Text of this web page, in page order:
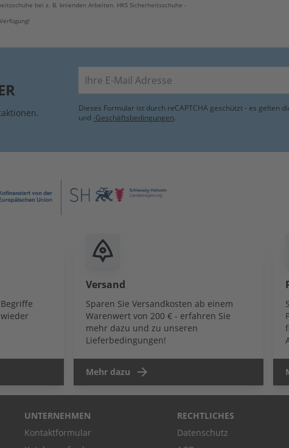
bei z. B. knienden Arbeiten. HKS Sicherheitsschuhe -
E-Mail
Dieses Formular ist durch reCAPTCHA geschützt - es gelten
und -Geschäftsbedingungen.
Versand
Sparen Sie Versandkosten ab einem
Warenwert von 200 € - erfahren Sie
mehr dazu und zu unseren
Lieferbedingungen!
Mehr dazu
UNTERNEHMEN
Kontaktformular
RECHTLICHES
Datenschutz